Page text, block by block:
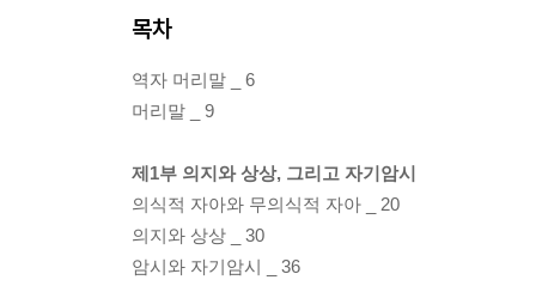
목차
역자 머리말 _ 6
머리말 _ 9
제1부 의지와 상상, 그리고 자기암시
의식적 자아와 무의식적 자아 _ 20
의지와 상상 _ 30
암시와 자기암시 _ 36